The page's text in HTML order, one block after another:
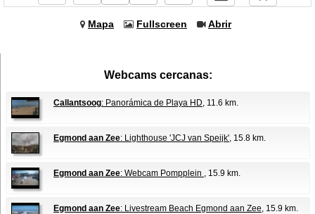
Mapa Fullscreen Abrir
Webcams cercanas:
Callantsoog: Panorámica de Playa HD , 11.6 km.
Egmond aan Zee: Lighthouse 'JCJ van Speijk' , 15.8 km.
Egmond aan Zee: Webcam Pompplein , 15.9 km.
Egmond aan Zee: Livestream Beach Egmond aan Zee , 15.9 km.